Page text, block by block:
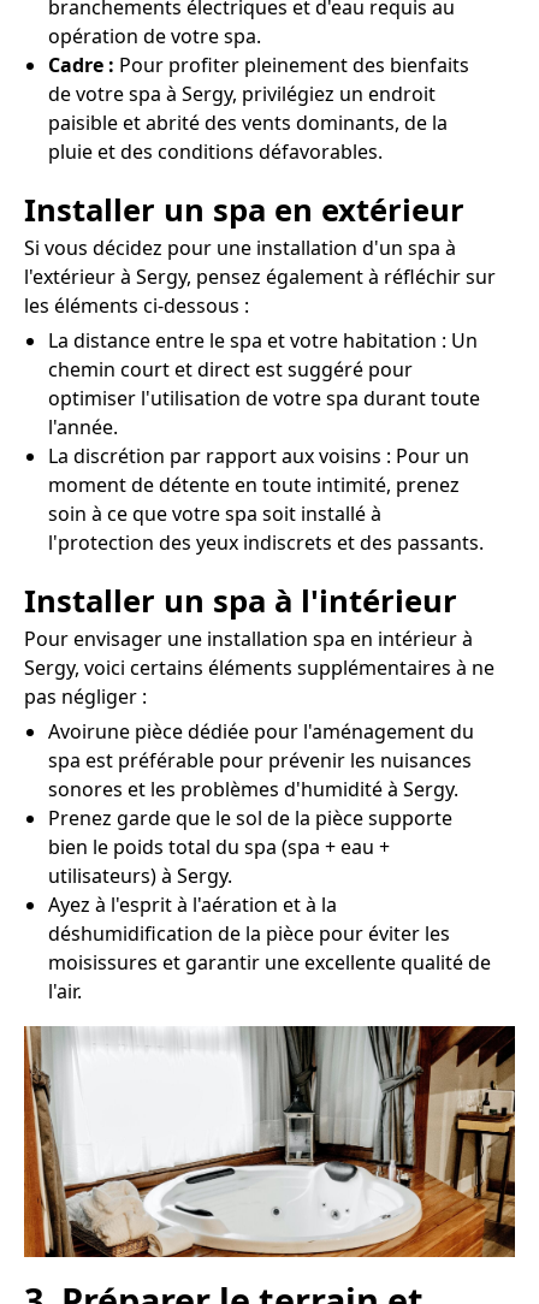
branchements électriques et d'eau requis au
opération de votre spa.
Cadre : Pour profiter pleinement des bienfaits
de votre spa à Sergy, privilégiez un endroit
paisible et abrité des vents dominants, de la
pluie et des conditions défavorables.
Installer un spa en extérieur
Si vous décidez pour une installation d'un spa à
l'extérieur à Sergy, pensez également à réfléchir sur
les éléments ci-dessous :
La distance entre le spa et votre habitation : Un
chemin court et direct est suggéré pour
optimiser l'utilisation de votre spa durant toute
l'année.
La discrétion par rapport aux voisins : Pour un
moment de détente en toute intimité, prenez
soin à ce que votre spa soit installé à
l'protection des yeux indiscrets et des passants.
Installer un spa à l'intérieur
Pour envisager une installation spa en intérieur à
Sergy, voici certains éléments supplémentaires à ne
pas négliger :
Avoirune pièce dédiée pour l'aménagement du
spa est préférable pour prévenir les nuisances
sonores et les problèmes d'humidité à Sergy.
Prenez garde que le sol de la pièce supporte
bien le poids total du spa (spa + eau +
utilisateurs) à Sergy.
Ayez à l'esprit à l'aération et à la
déshumidification de la pièce pour éviter les
moisissures et garantir une excellente qualité de
l'air.